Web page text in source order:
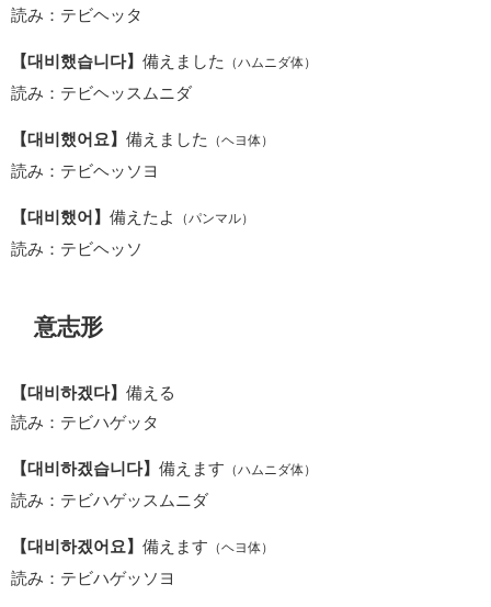
読み：テビヘッタ
【대비했습니다】 備えました （ハムニダ体）
読み：テビヘッスムニダ
【대비했어요】 備えました （ヘヨ体）
読み：テビヘッソヨ
【대비했어】 備えたよ （パンマル）
読み：テビヘッソ
意志形
【대비하겠다】 備える
読み：テビハゲッタ
【대비하겠습니다】 備えます （ハムニダ体）
読み：テビハゲッスムニダ
【대비하겠어요】 備えます （ヘヨ体）
読み：テビハゲッソヨ